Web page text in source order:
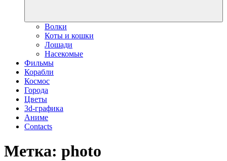
Волки
Коты и кошки
Лошади
Насекомые
Фильмы
Корабли
Космос
Города
Цветы
3d-графика
Аниме
Contacts
Метка: photo